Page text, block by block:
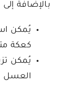
بالإضافة
يُمكن
كعكة
يُمكن
العسل